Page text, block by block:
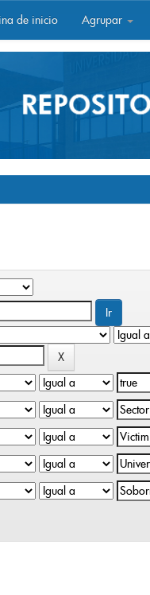
de inicio Agrupar